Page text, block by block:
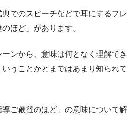
でのスピーチなどで耳にするフレ
ほど」があります。
ンから、意味は何となく理解でき
うことかとまではあまり知られて
導ご鞭撻のほど」の意味について解